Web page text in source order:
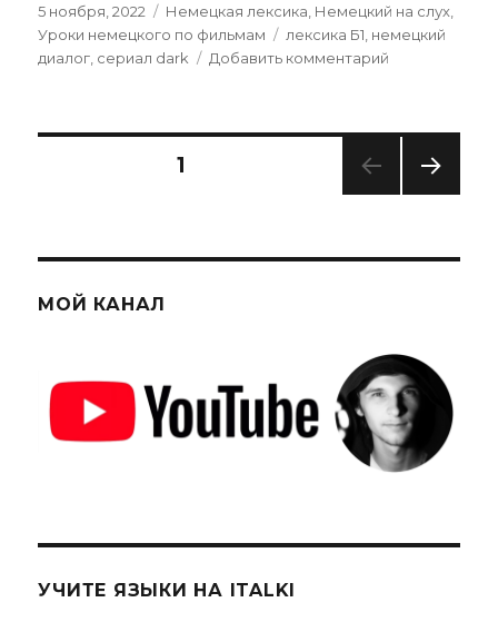
Опубликовано
5 ноября, 2022 Рубрики
Немецкая лексика, Немецкий на слух,
Уроки немецкого по фильмам
Метки
лексика Б1, немецкий
диалог, сериал dark Добавить комментарий
Урок
сериалу
СТРАНИЦА1
СТРА
МОЙ КАНАЛ
УЧИТЕ ЯЗЫКИ НА ITALKI